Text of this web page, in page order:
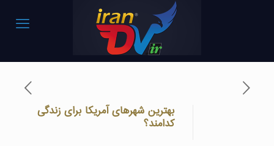
بهترین شهرهای آمریکا برای زندگی
کدامند؟